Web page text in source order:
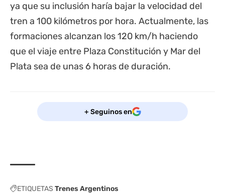
ya que su inclusión haría bajar la velocidad del
tren a 100 kilómetros por hora. Actualmente, las
formaciones alcanzan los 120 km/h haciendo
que el viaje entre Plaza Constitución y Mar del
Plata sea de unas 6 horas de duración.
+ Seguinos en
ETIQUETAS Trenes Argentinos